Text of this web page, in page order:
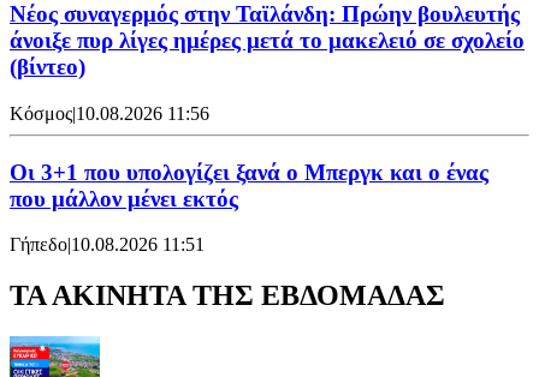
Νέος συναγερμός στην Ταϊλάνδη: Πρώην βουλευτής
άνοιξε πυρ λίγες ημέρες μετά το μακελειό σε σχολείο
(βίντεο)
Κόσμος|10.08.2026 11:56
Oι 3+1 που υπολογίζει ξανά ο Μπεργκ και ο ένας
που μάλλον μένει εκτός
Γήπεδο|10.08.2026 11:51
ΤΑ ΑΚΙΝΗΤΑ ΤΗΣ ΕΒΔΟΜΑΔΑΣ